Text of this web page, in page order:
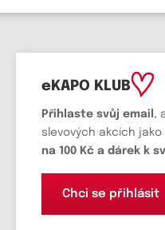
eKAPO KLUB
Přihlaste svůj email ,
slevových akcích jako
na 100 Kč a dárek k
Chci se přihlásit